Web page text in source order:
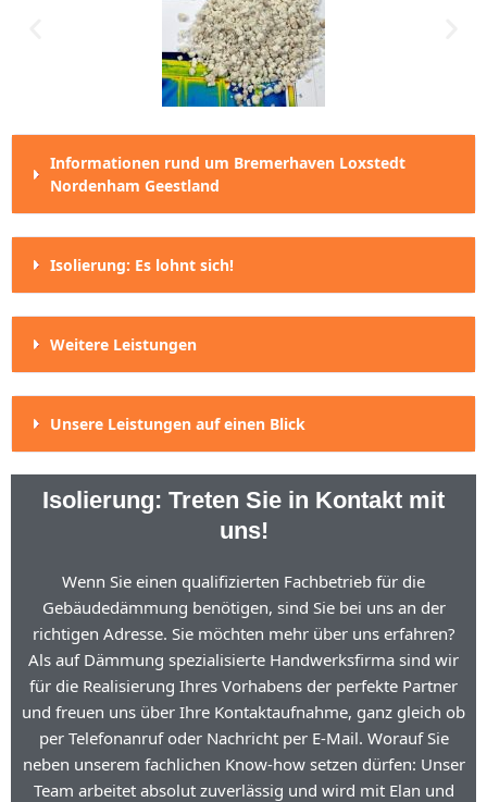
Informationen rund um Bremerhaven Loxstedt
Nordenham Geestland
Isolierung: Es lohnt sich!
Weitere Leistungen
Unsere Leistungen auf einen Blick
Isolierung: Treten Sie in Kontakt mit
uns!
Wenn Sie einen qualifizierten Fachbetrieb für die
Gebäudedämmung benötigen, sind Sie bei uns an der
richtigen Adresse. Sie möchten mehr über uns erfahren?
Als auf Dämmung spezialisierte Handwerksfirma sind wir
für die Realisierung Ihres Vorhabens der perfekte Partner
und freuen uns über Ihre Kontaktaufnahme, ganz gleich ob
per Telefonanruf oder Nachricht per E-Mail. Worauf Sie
neben unserem fachlichen Know-how setzen dürfen: Unser
Team arbeitet absolut zuverlässig und wird mit Elan und